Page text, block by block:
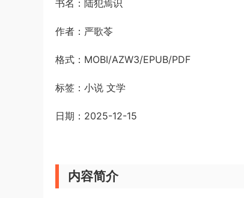
书名：陆犯焉识
作者：严歌苓
格式：MOBI/AZW3/EPUB/PDF
标签：小说 文学
日期：2025-12-15
内容简介